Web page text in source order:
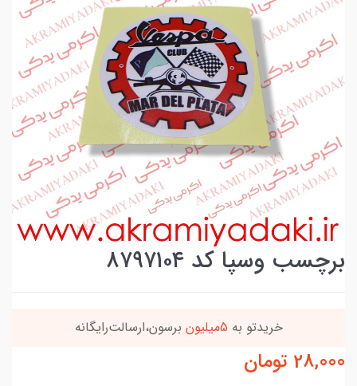
برچسب وسپا کد ۸۷۹۷۱۰۴
خریدتو به 5میلیون برسون،ارسالت‌رایگانه
28,000 تومان